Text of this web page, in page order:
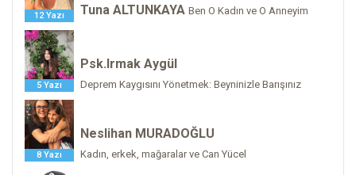
12 Yazı Tuna ALTUNKAYA Ben O Kadın ve O Anneyim
5 Yazı
Psk.Irmak Aygül
Deprem Kaygısını Yönetmek: Beyninizle Barışınız
8 Yazı
Neslihan MURADOĞLU
Kadın, erkek, mağaralar ve Can Yücel